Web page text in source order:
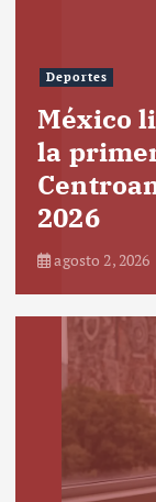
Deportes
México
la
2026
agosto 2, 2026